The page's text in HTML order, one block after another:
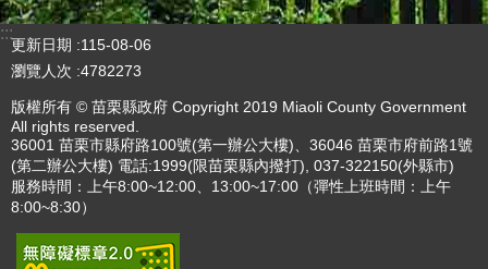
:::
更新日期
115-08-06
瀏覽人次 4782273
版權所有 © 苗栗縣政府 Copyright 2019 Miaoli County Government
All rights reserved.
36001 苗栗市縣府路100號(第一辦公大樓)、36046 苗栗市府前路1號
(第二辦公大樓) 電話:1999(限苗栗縣內撥打), 037-322150(外縣市)
服務時間：上午8:00~12:00、13:00~17:00（彈性上班時間：上午
8:00~8:30）